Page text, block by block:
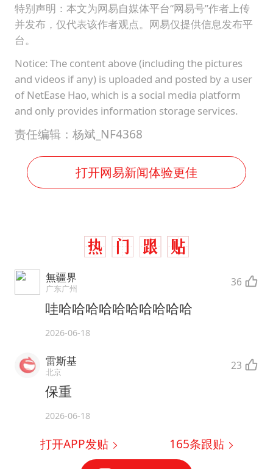
特别声明：本文为网易自媒体平台“网易号”作者上传
并发布，仅代表该作者观点。网易仅提供信息发布平
台。
Notice: The content above (including the pictures
and videos if any) is uploaded and posted by a user
of NetEase Hao, which is a social media platform
and only provides information storage services.
责任编辑：杨斌_NF4368
打开网易新闻体验更佳
無疆界
广东广州 36
哇哈哈哈哈哈哈哈哈哈哈
2026-06-18
雷斯基
北京 23
保重
2026-06-18
打开APP发贴 165条跟贴